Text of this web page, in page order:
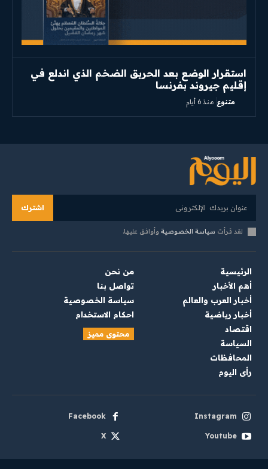
استقرار الوضع بعد الحريق الضخم الذي اندلع في
إقليم جيروند بفرنسا
متنوع منذ 6 أيام
اشترك
لقد قرأت سياسة الخصوصية وأوافق عليها.
الرئيسية
أهم الأخبار
أخبار العرب والعالم
أخبار رياضية
اقتصاد
السياسة
المحافظات
رأي اليوم
من نحن
تواصل بنا
سياسة الخصوصية
احكام الاستخدام
محتوى مميز
Facebook Instagram
X Youtube